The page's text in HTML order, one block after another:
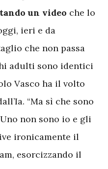
un video che lo
ieri e da
che non passa
adulti sono identici
Vasco ha il volto
“Ma sì che sono
non sono io e gli
ironicamente il
esorcizzando il